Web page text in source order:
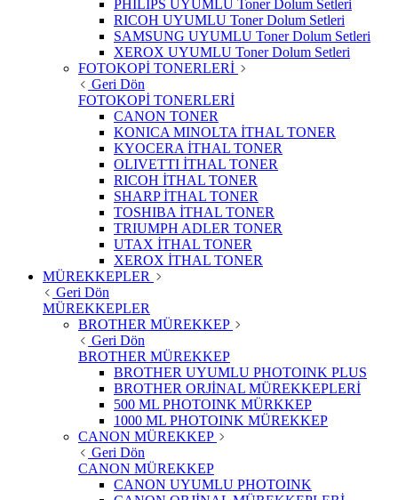
PHILIPS UYUMLU Toner Dolum Setleri
RICOH UYUMLU Toner Dolum Setleri
SAMSUNG UYUMLU Toner Dolum Setleri
XEROX UYUMLU Toner Dolum Setleri
FOTOKOPİ TONERLERİ
Geri Dön
FOTOKOPİ TONERLERİ
CANON TONER
KONICA MINOLTA İTHAL TONER
KYOCERA İTHAL TONER
OLIVETTI İTHAL TONER
RICOH İTHAL TONER
SHARP İTHAL TONER
TOSHIBA İTHAL TONER
TRIUMPH ADLER TONER
UTAX İTHAL TONER
XEROX İTHAL TONER
MÜREKKEPLER
Geri Dön
MÜREKKEPLER
BROTHER MÜREKKEP
Geri Dön
BROTHER MÜREKKEP
BROTHER UYUMLU PHOTOINK PLUS
BROTHER ORJİNAL MÜREKKEPLERİ
500 ML PHOTOINK MÜRKKEP
1000 ML PHOTOINK MÜREKKEP
CANON MÜREKKEP
Geri Dön
CANON MÜREKKEP
CANON UYUMLU PHOTOINK